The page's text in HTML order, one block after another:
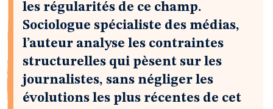
les régularités de ce champ.
Sociologue spécialiste des médias,
l’auteur analyse les contraintes
structurelles qui pèsent sur les
journalistes, sans négliger les
évolutions les plus récentes de cet